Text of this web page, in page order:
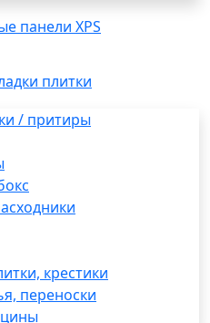
панели XPS
плитки
/ притиры
крестики
переноски